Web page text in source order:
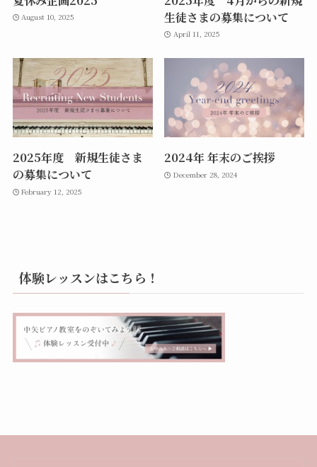
August 10, 2025
生徒さまの募集について
April 11, 2025
2025年度 新規生徒さま
の募集について
February 12, 2025
2024年 年末のご挨拶
December 28, 2024
体験レッスンはこちら！